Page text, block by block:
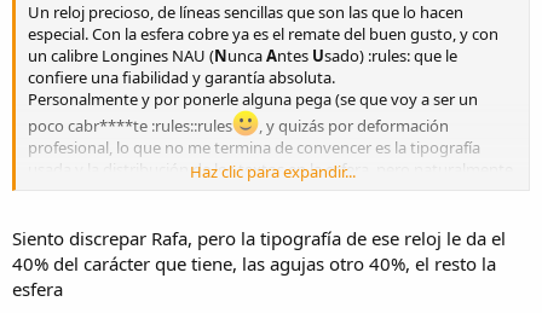
Un reloj precioso, de líneas sencillas que son las que lo hacen
especial. Con la esfera cobre ya es el remate del buen gusto, y con
un calibre Longines NAU (NuncaAntes Usado) :rules: que le
confiere una fiabilidad y garantía absoluta.
Personalmente y por ponerle alguna pega (se que voy a ser un
poco cabr****te :rules::rules
, y quizás por deformación
profesional, lo que no me termina de convencer es la tipografía
usada y la distribución de los textos en la esfera, pero naturalmente
Estoy seguro que será otro más de los grandes éxitos y aciertos del
maestro en los próximos meses, y máxime con las características de
tamaño y versatilidad en la personalización que las distintas esferas
le confieren.
Haz clic para expandir...
Siento discrepar Rafa, pero la tipografía de ese reloj le da el
40% del carácter que tiene, las agujas otro 40%, el resto la
esfera